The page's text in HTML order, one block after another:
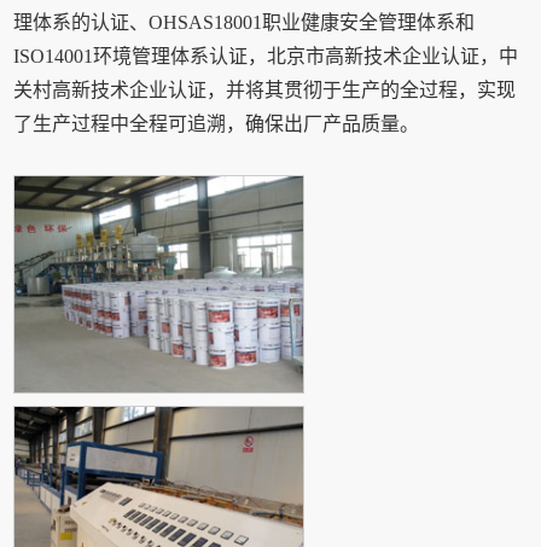
理体系的认证、OHSAS18001职业健康安全管理体系和
ISO14001环境管理体系认证，北京市高新技术企业认证，中
关村高新技术企业认证，并将其贯彻于生产的全过程，实现
了生产过程中全程可追溯，确保出厂产品质量。